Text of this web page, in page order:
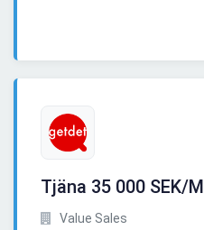
Tjäna 35 000 SEK/M
Value Sales